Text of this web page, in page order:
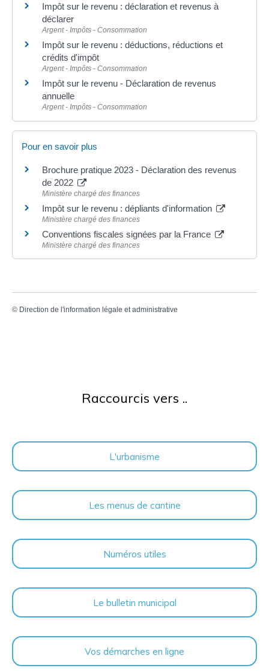
Impôt sur le revenu : déclaration et revenus à
déclarer
Argent - Impôts - Consommation
Impôt sur le revenu : déductions, réductions et
crédits d'impôt
Argent - Impôts - Consommation
Impôt sur le revenu - Déclaration de revenus
annuelle
Argent - Impôts - Consommation
Pour en savoir plus
Brochure pratique 2023 - Déclaration des revenus
de 2022
Ministère chargé des finances
Impôt sur le revenu : dépliants d'information
Ministère chargé des finances
Conventions fiscales signées par la France
Ministère chargé des finances
© Direction de l'information légale et administrative
Raccourcis vers ..
L'urbanisme
Les menus de cantine
Numéros utiles
Le bulletin municipal
Vos démarches en ligne